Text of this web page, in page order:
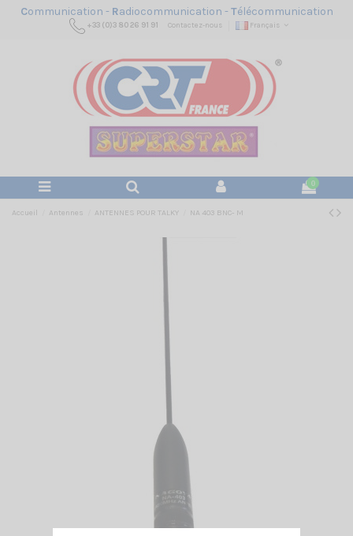
Communication - Radiocommunication -Télécommunication
+33 (0)3 80 26 91 91 Contactez-nous Français
0
Accueil Antennes ANTENNES POUR TALKY NA 403 BNC- M